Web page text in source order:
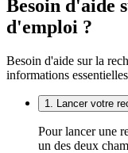
Besoin d'aide
d'emploi ?
Besoin d'aide sur la
informations
1. Lancer votre
Pour lancer une
un des deux